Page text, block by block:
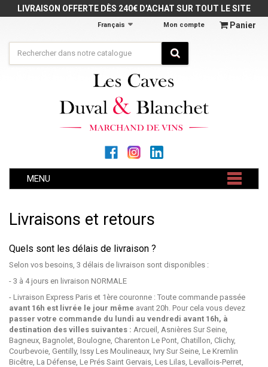
LIVRAISON OFFERTE DÈS 240€ D'ACHAT SUR TOUT LE SITE
Panier
Mon compte
Français
MENU
Livraisons et retours
Quels sont les délais de livraison ?
Selon vos besoins, 3 délais de livraison sont disponibles :
- 3 à 4 jours en livraison NORMALE
- Livraison Express Paris et 1ère couronne : Toute commande passée
avant 16h est livrée le jour même avant 20h. Pour cela vous devez
passer votre commande du lundi au vendredi avant 16h, à
destination des villes suivantes : Arcueil, Asnières Sur Seine,
Bagneux, Bagnolet, Boulogne, Charenton Le Pont, Chatillon, Clichy,
Courbevoie, Gentilly, Issy Les Moulineaux, Ivry Sur Seine, Le Kremlin
Bicêtre, La Défense, Le Prés Saint Gervais, Les Lilas, Levallois-Perret,
Panneau de gestion des cookies